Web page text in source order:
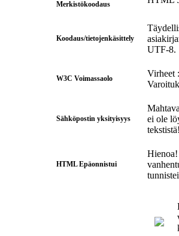
Merkistökoodaus
Koodaus/tietojenkäsittely
UTF-8.
W3C Voimassaolo
Virheet
Sähköpostin yksityisyys
ei ole
tekstistä!
HTML Epäonnistui